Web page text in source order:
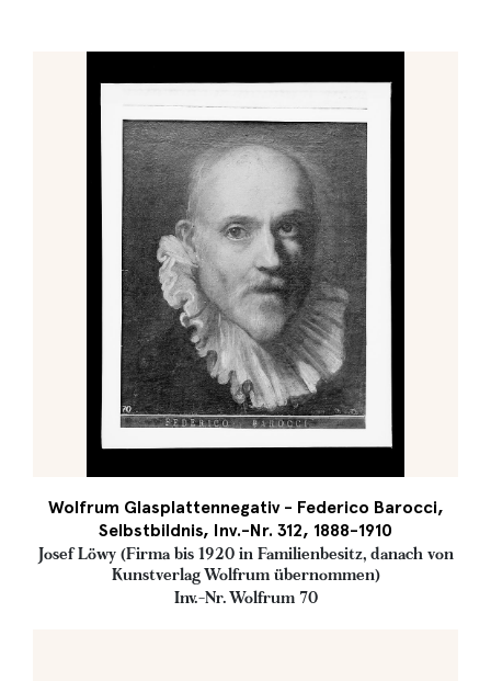
Wolfrum Glasplattennegativ - Federico Barocci,
Selbstbildnis, Inv.-Nr. 312, 1888-1910
Josef Löwy (Firma bis 1920 in Familienbesitz, danach von
Kunstverlag Wolfrum übernommen)
Inv.-Nr. Wolfrum 70